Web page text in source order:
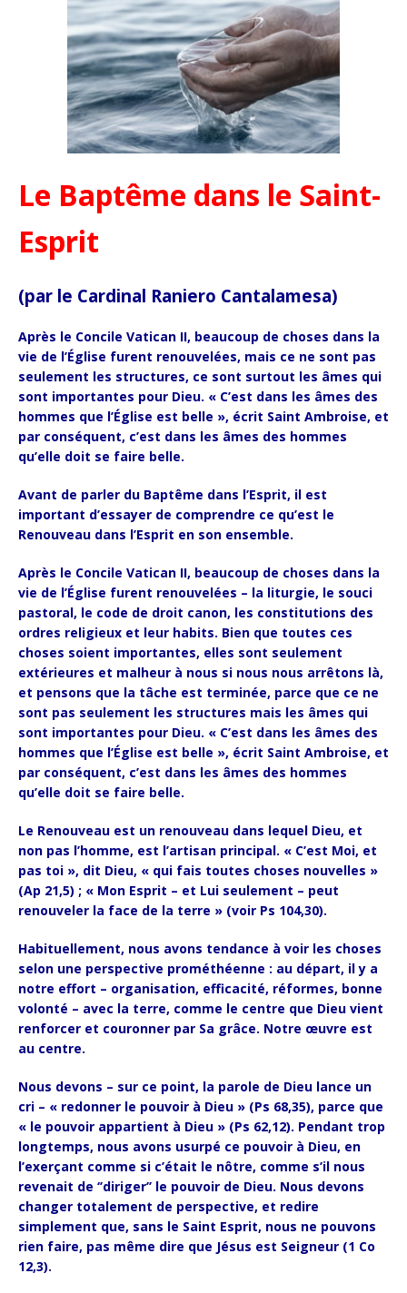
Le Baptême dans le Saint-
Esprit
(par le Cardinal Raniero Cantalamesa)
Après le Concile Vatican II, beaucoup de choses dans la
vie de l’Église furent renouvelées, mais ce ne sont pas
seulement les structures, ce sont surtout les âmes qui
sont importantes pour Dieu. « C’est dans les âmes des
hommes que l’Église est belle », écrit Saint Ambroise, et
par conséquent, c’est dans les âmes des hommes
qu’elle doit se faire belle.
Avant de parler du Baptême dans l’Esprit, il est
important d’essayer de comprendre ce qu’est le
Renouveau dans l’Esprit en son ensemble.
Après le Concile Vatican II, beaucoup de choses dans la
vie de l’Église furent renouvelées – la liturgie, le souci
pastoral, le code de droit canon, les constitutions des
ordres religieux et leur habits. Bien que toutes ces
choses soient importantes, elles sont seulement
extérieures et malheur à nous si nous nous arrêtons là,
et pensons que la tâche est terminée, parce que ce ne
sont pas seulement les structures mais les âmes qui
sont importantes pour Dieu. « C’est dans les âmes des
hommes que l’Église est belle », écrit Saint Ambroise, et
par conséquent, c’est dans les âmes des hommes
qu’elle doit se faire belle.
Le Renouveau est un renouveau dans lequel Dieu, et
non pas l’homme, est l’artisan principal. « C’est Moi, et
pas toi », dit Dieu, « qui fais toutes choses nouvelles »
(Ap 21,5) ; « Mon Esprit – et Lui seulement – peut
renouveler la face de la terre » (voir Ps 104,30).
Habituellement, nous avons tendance à voir les choses
selon une perspective prométhéenne : au départ, il y a
notre effort – organisation, efficacité, réformes, bonne
volonté – avec la terre, comme le centre que Dieu vient
renforcer et couronner par Sa grâce. Notre œuvre est
au centre.
Nous devons – sur ce point, la parole de Dieu lance un
cri – « redonner le pouvoir à Dieu » (Ps 68,35), parce que
« le pouvoir appartient à Dieu » (Ps 62,12). Pendant trop
longtemps, nous avons usurpé ce pouvoir à Dieu, en
l’exerçant comme si c’était le nôtre, comme s’il nous
revenait de ‘’diriger’’ le pouvoir de Dieu. Nous devons
changer totalement de perspective, et redire
simplement que, sans le Saint Esprit, nous ne pouvons
rien faire, pas même dire que Jésus est Seigneur (1 Co
12,3).